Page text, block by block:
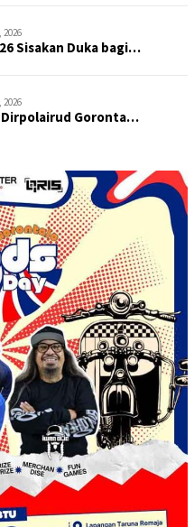
2026
Sisakan Duka bagi…
2026
Dirpolairud Goronta…